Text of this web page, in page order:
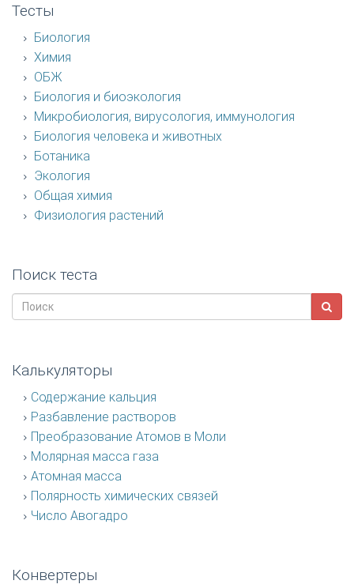
Тесты
Биология
Химия
ОБЖ
Биология и биоэкология
Микробиология, вирусология, иммунология
Биология человека и животных
Ботаника
Экология
Общая химия
Физиология растений
Поиск теста
Калькуляторы
Содержание кальция
Разбавление растворов
Преобразование Атомов в Моли
Молярная масса газа
Атомная масса
Полярность химических связей
Число Авогадро
Конвертеры